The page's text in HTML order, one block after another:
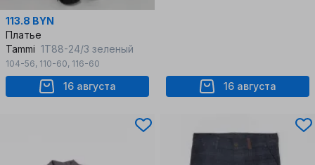
113.8 BYN
Платье
Tammi 1Т88-24/3 зеленый
104-56, 110-60, 116-60
16 августа 16 августа